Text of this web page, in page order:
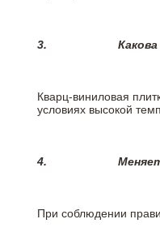
3.
Кварц-виниловая
условиях высокой
4.
При соблюдении